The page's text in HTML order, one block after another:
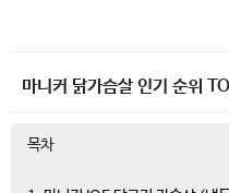
마니커 닭가슴살 인기 순위
목차